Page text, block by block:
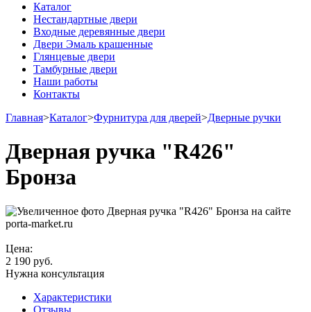
Каталог
Нестандартные двери
Входные деревянные двери
Двери Эмаль крашенные
Глянцевые двери
Тамбурные двери
Наши работы
Контакты
Главная>Каталог>Фурнитура для дверей>Дверные ручки
Дверная ручка "R426"
Бронза
Цена:
2 190 руб.
Нужна консультация
Характеристики
Отзывы